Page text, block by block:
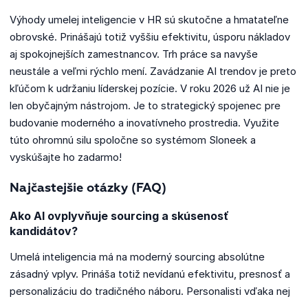
Výhody umelej inteligencie v HR sú skutočne a hmatateľne
obrovské. Prinášajú totiž vyššiu efektivitu, úsporu nákladov
aj spokojnejších zamestnancov. Trh práce sa navyše
neustále a veľmi rýchlo mení. Zavádzanie AI trendov je preto
kľúčom k udržaniu líderskej pozície. V roku 2026 už AI nie je
len obyčajným nástrojom. Je to strategický spojenec pre
budovanie moderného a inovatívneho prostredia. Využite
túto ohromnú silu spoločne so systémom Sloneek a
vyskúšajte ho zadarmo!
Najčastejšie otázky (FAQ)
Ako AI ovplyvňuje sourcing a skúsenosť
kandidátov?
Umelá inteligencia má na moderný sourcing absolútne
zásadný vplyv. Prináša totiž nevídanú efektivitu, presnosť a
personalizáciu do tradičného náboru. Personalisti vďaka nej